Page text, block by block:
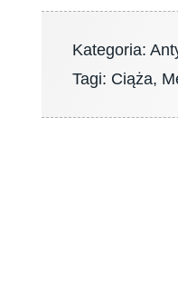
Kategoria:
Tagi: Ciąża,